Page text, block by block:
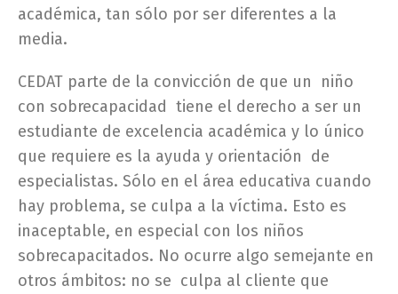
académica, tan sólo por ser diferentes a la
media.
CEDAT parte de la convicción de que un niño
con sobrecapacidad tiene el derecho a ser un
estudiante de excelencia académica y lo único
que requiere es la ayuda y orientación de
especialistas. Sólo en el área educativa cuando
hay problema, se culpa a la víctima. Esto es
inaceptable, en especial con los niños
sobrecapacitados. No ocurre algo semejante en
otros ámbitos: no se culpa al cliente que